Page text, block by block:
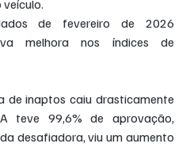
de fevereiro de 2026
melhora nos índices de
de inaptos caiu drasticamente
teve 99,6% de aprovação,
desafiadora, viu um aumento